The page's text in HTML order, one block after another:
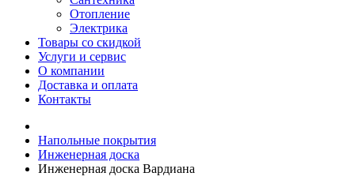
Отопление
Электрика
Товары со скидкой
Услуги и сервис
О компании
Доставка и оплата
Контакты
Напольные покрытия
Инженерная доска
Инженерная доска Вардиана